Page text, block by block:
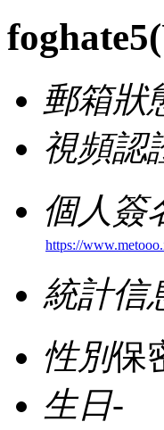
foghate5
郵箱狀
視頻認
個人簽
https://
統計信
性別保
生日-